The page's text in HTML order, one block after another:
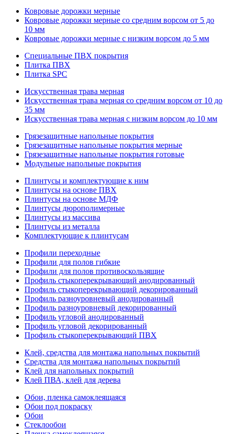
Ковровые дорожки мерные
Ковровые дорожки мерные со средним ворсом от 5 до
10 мм
Ковровые дорожки мерные с низким ворсом до 5 мм
Специальные ПВХ покрытия
Плитка ПВХ
Плитка SPC
Искуccтвенная трава мерная
Искусственная трава мерная со средним ворсом от 10 до
35 мм
Искусственная трава мерная с низким ворсом до 10 мм
Грязезащитные напольные покрытия
Грязезащитные напольные покрытия мерные
Грязезащитные напольные покрытия готовые
Модульные напольные покрытия
Плинтусы и комплектующие к ним
Плинтусы на основе ПВХ
Плинтусы на основе МДФ
Плинтусы дюрополимерные
Плинтусы из массива
Плинтусы из металла
Комплектующие к плинтусам
Профили переходные
Профили для полов гибкие
Профили для полов противоскользящие
Профиль стыкоперекрывающий анодированный
Профиль стыкоперекрывающий декорированный
Профиль разноуровневый анодированный
Профиль разноуровневый декорированный
Профиль угловой анодированный
Профиль угловой декорированный
Профиль стыкоперекрывающий ПВХ
Клей, средства для монтажа напольных покрытий
Средства для монтажа напольных покрытий
Клей для напольных покрытий
Клей ПВА, клей для дерева
Обои, пленка самоклеящаяся
Обои под покраску
Обои
Стеклообои